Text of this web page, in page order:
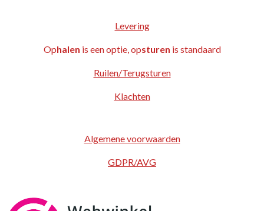
Levering
Ophalen is een optie, opsturen is standaard
Ruilen/Terugsturen
Klachten
Algemene voorwaarden
GDPR/AVG